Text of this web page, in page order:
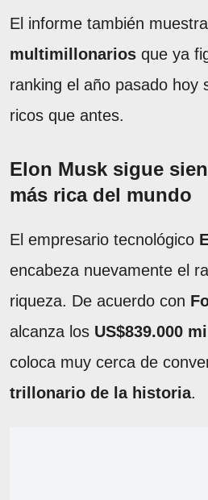
El informe también
multimillonarios que ya
ranking el año pasado hoy
ricos que antes.
Elon Musk sigue
más rica del mundo
El empresario tecnológico
encabeza nuevamente el
riqueza. De acuerdo con
alcanza los US$839.000
coloca muy cerca de
trillonario de la historia.